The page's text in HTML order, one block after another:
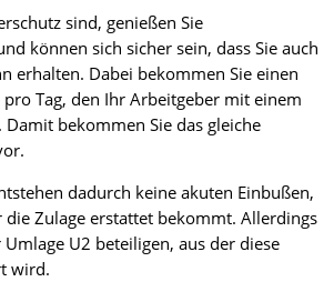
sind, genießen Sie
können sich sicher sein, dass Sie auch
erhalten. Dabei bekommen Sie einen
Tag, den Ihr Arbeitgeber mit einem
Damit bekommen Sie das gleiche
dadurch keine akuten Einbußen,
die Zulage erstattet bekommt. Allerdings
U2 beteiligen, aus der diese
wird.